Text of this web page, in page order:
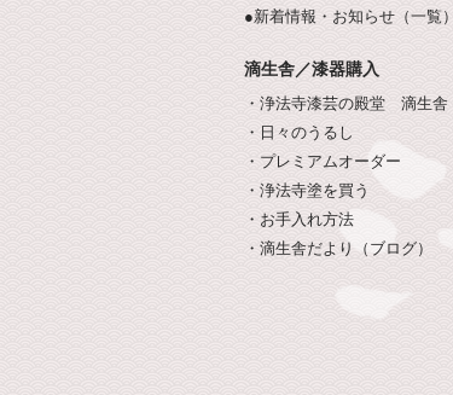
●新着情報・お知らせ（一覧）
滴生舎／漆器購入
・浄法寺漆芸の殿堂 滴生舎
・日々のうるし
・プレミアムオーダー
・浄法寺塗を買う
・お手入れ方法
・滴生舎だより（ブログ）